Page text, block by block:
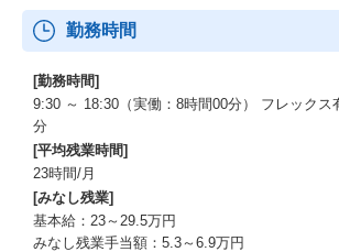
育成、高難易度職種の課題解決コンサルティン
・プロジェクトマネージャー（クライアントマ
イアントの中途採用全体の施策立案・実行、デ
ト、運用マネジメント、メンバーマネジメント
◆採用全般のゼネラリストを志向する
・新卒採用のプロジェクトマネージャー
・新卒・中途採用のフロント業務支援
◆人事業務全般のゼネラリストを志向する
勤務時間
[勤務時間]
9:30 ～ 18:30（実働：8時間00分） フレック
分
[平均残業時間]
23時間/月
[みなし残業]
基本給：23～29.5万円
みなし残業手当額：5.3～6.9万円